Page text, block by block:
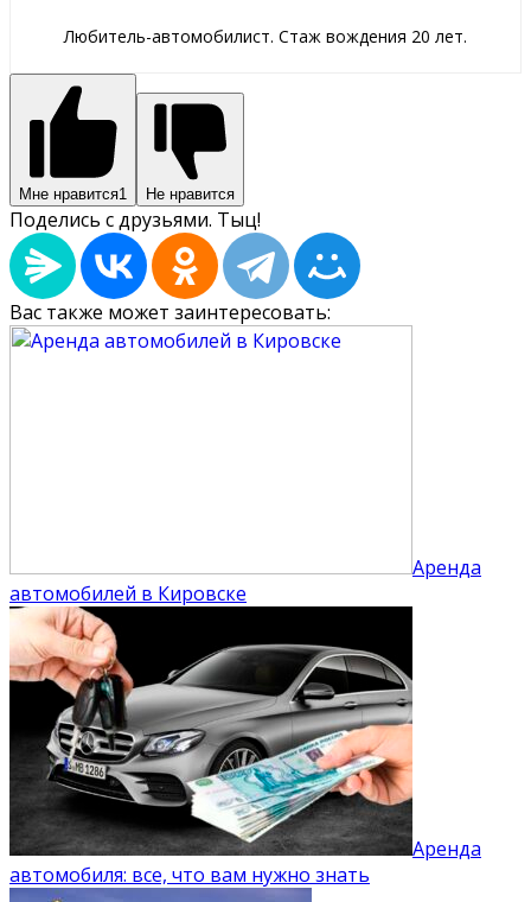
Любитель-автомобилист. Стаж вождения 20 лет.
Мне нравится1 Не нравится
Поделись с друзьями. Тыц!
Вас также может заинтересовать:
Аренда
автомобилей в Кировске
Аренда
автомобиля: все, что вам нужно знать